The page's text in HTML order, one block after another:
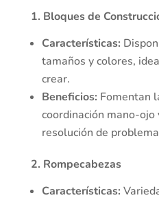
1. Bloques de
Características:
tamaños y colores,
crear.
Beneficios: Fomentan
coordinación mano-
resolución de
2. Rompecabezas
Características: